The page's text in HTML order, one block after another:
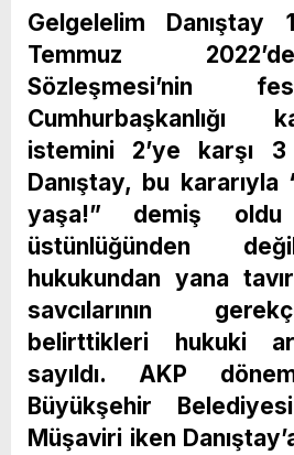
Gelgelelim Danıştay
Temmuz
Sözleşmesi’nin
Cumhurbaşkanlığı
istemini 2’ye karşı
Danıştay, bu kararıyla
yaşa!” demiş
üstünlüğünden
hukukundan yana
savcılarının
belirttikleri hukuki
sayıldı. AKP
Büyükşehir
Müşaviri iken